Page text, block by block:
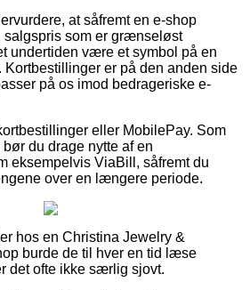
at såfremt en e-shop
salgspris som er grænseløst
undertiden være et symbol på en
er på den anden side
på os imod bedrageriske e-
eller MobilePay. Som
du drage nytte af en
eksempelvis ViaBill, såfremt du
over en længere periode.
hos en Christina Jewelry &
burde de til hver en tid læse
det ofte ikke særlig sjovt.